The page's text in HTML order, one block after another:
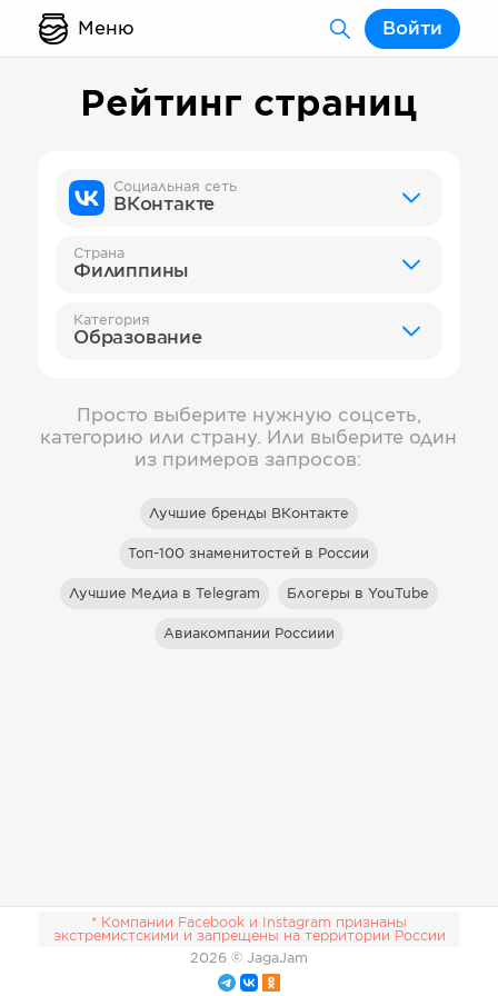
Меню Войти
Рейтинг страниц
Социальная сеть
ВКонтакте
Страна
Филиппины
Категория
Образование
Просто выберите нужную соцсеть,
категорию или страну. Или выберите один
из примеров запросов:
Лучшие бренды ВКонтакте
Топ-100 знаменитостей в России
Лучшие Медиа в Telegram Блогеры в YouTube
Авиакомпании Россиии
* Компании Facebook и Instagram признаны
экстремистскими и запрещены на территории России
2026 © JagaJam